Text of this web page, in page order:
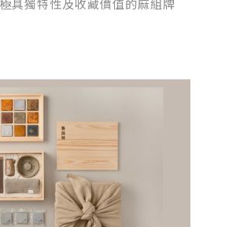
具獨特性及收藏價值的麻組牌